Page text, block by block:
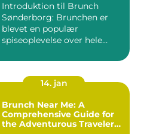
Introduktion til Brunch
Sønderborg: Brunchen er
blevet en populær
spiseoplevelse over hele
14. jan
Brunch Near Me: A
Comprehensive Guide for
the Adventurous Traveler